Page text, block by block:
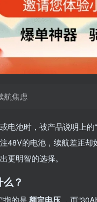
航焦虑
电池时，被产品说明上
48V的电池，续航差距
更明智的选择。
？
指的是 额定电压 ，而